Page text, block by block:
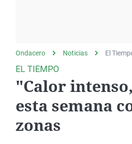
Como el perro y el
Ondacero Noticias El
EL TIEMPO
"Calor
esta semana
zonas